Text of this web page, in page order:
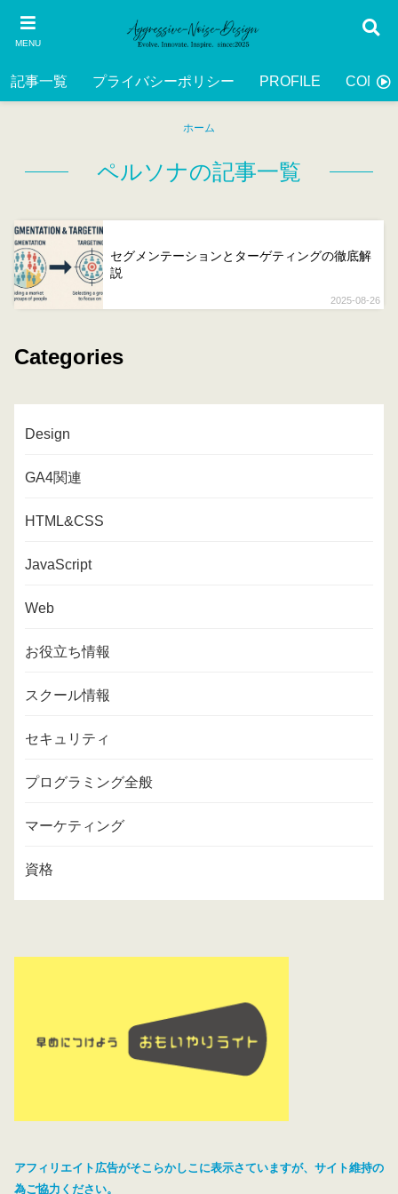
MENU
記事一覧 プライバシーポリシー PROFILE
ホーム
ペルソナの記事一覧
2025-08-26
セグメンテーションとターゲティングの徹底解
説
Categories
Design
GA4関連
HTML&CSS
JavaScript
Web
お役立ち情報
スクール情報
セキュリティ
プログラミング全般
マーケティング
資格
アフィリエイト広告がそこらかしこに表示さていますが、サイト維持の
為ご協力ください。